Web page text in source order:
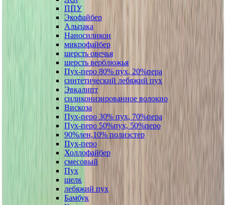
ППУ
Экофайбер
Альпака
Наносиликон
микрофайбер
шерсть овечья
шерсть верблюжья
Пух-перо 80% пух, 20%пера
синтетический лебяжий пух
Эвкалипт
силиконизированное волокно
Вискоза
Пух-перо 30% пух, 70%пера
Пух-перо 50%пух, 50%перо
90%лен,10% полиэстер
Пух-перо
Холлофайбер
смесовый
Пух
шелк
лебяжий пух
Бамбук